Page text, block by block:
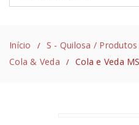
Início / S - Quilosa /
Cola & Veda / Cola e Veda